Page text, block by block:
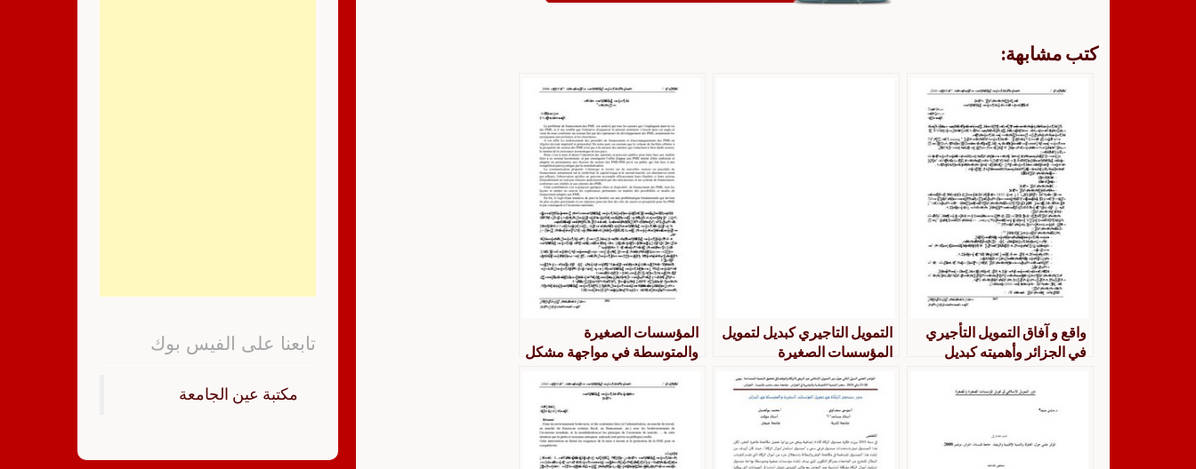
كتب مشابهة:
واقع و آفاق التمويل التأجيري
في الجزائر وأهميته كبديل
والمتوسطة في الجزائر خوني
التمويل التاجيري كبديل لتمويل
المؤسسات الصغيرة
السعيد
المؤسسات الصغيرة
والمتوسطة في مواجهة مشكل
تابعنا على الفيس بوك
‏مكتبة عين الجامعة‏